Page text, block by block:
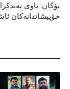
بۆکان: ناوی
خۆپیشاندانەکان